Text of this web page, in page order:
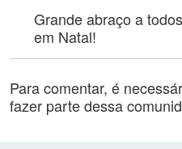
Grande abraço a
em Natal!
Para comentar, é
fazer parte dessa